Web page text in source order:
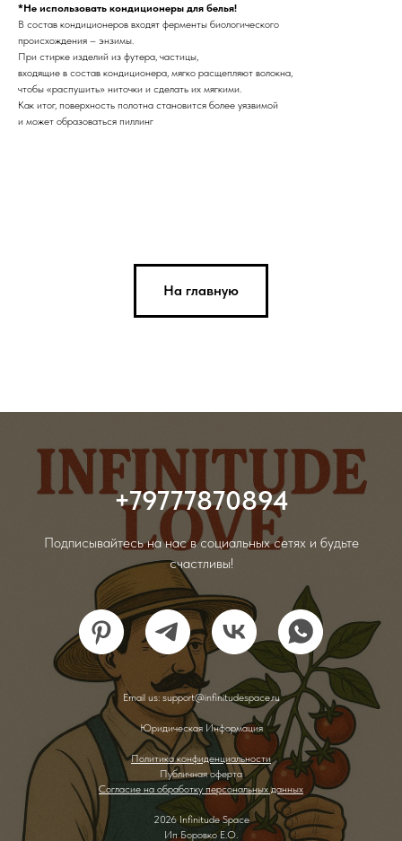
*Не использовать кондиционеры для белья!
В состав кондиционеров входят ферменты биологического
происхождения – энзимы.
При стирке изделий из футера, частицы,
входящие в состав кондиционера, мягко расщепляют волокна,
чтобы «распушить» ниточки и сделать их мягкими.
Как итог, поверхность полотна становится более уязвимой
и может образоваться пиллинг
На главную
+79777870894
Подписывайтесь на нас в социальных сетях и будьте
счастливы!
Email us: support@infinitudespace.ru
Юридическая Информация
Политика конфиденциальности
Публичная оферта
Согласие на обработку персональных данных
2026 Infinitude Space
Ип Боровко Е.О.